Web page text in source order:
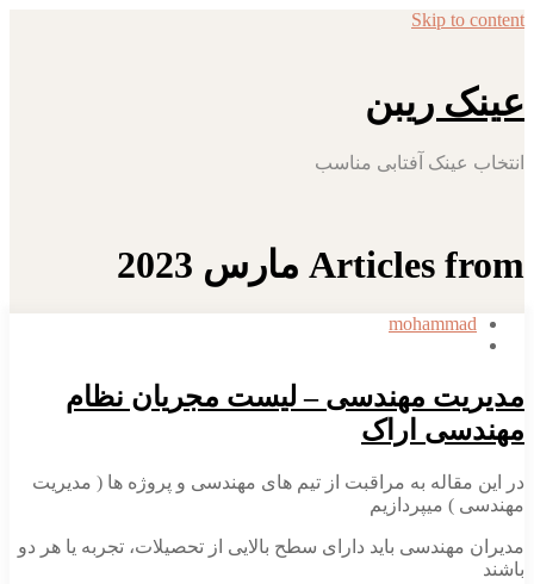
Skip to content
عینک ریبن
انتخاب عینک آفتابی مناسب
Articles from مارس 2023
mohammad
مدیریت مهندسی – لیست مجریان نظام
مهندسی اراک
در این مقاله به مراقبت از تیم های مهندسی و پروژه ها ( مدیریت
مهندسی ) میپردازیم
مدیران مهندسی باید دارای سطح بالایی از تحصیلات، تجربه یا هر دو
باشند